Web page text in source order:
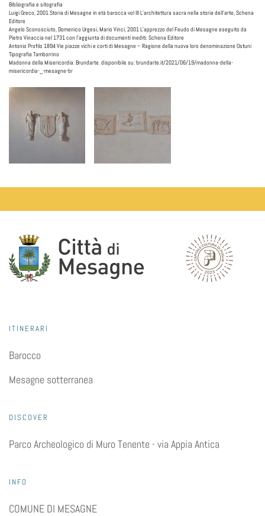
Bibliografia e sitografia
Luigi Greco, 2001 Storia di Mesagne in età barocca vol III L’architettura sacra nella storia dell’arte, Schena
Editore
Angelo Sconosciuto, Domenico Urgesi, Mario Vinci, 2001 L’apprezzo del Feudo di Mesagne eseguito da
Pietro Vinaccia nel 1731 con l’aggiunta di documenti inediti. Schena Editore
Antonio Profilo 1894 Vie piazze vichi e corti di Mesagne – Ragione della nuova loro denominazione Ostuni
Tipografia Tamborrino
Madonna della Misericordia. Brundarte. disponibile su: brundarte.it/2021/06/19/madonna-della-
misericordia-_-mesagne-br
ITINERARI
Barocco
Mesagne sotterranea
DISCOVER
Parco Archeologico di Muro Tenente - via Appia Antica
INFO
COMUNE DI MESAGNE